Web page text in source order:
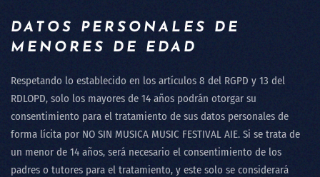
DATOS PERSONALES DE
MENORES DE EDAD
Respetando lo establecido en los artículos 8 del RGPD y 13 del
RDLOPD, solo los mayores de 14 años podrán otorgar su
consentimiento para el tratamiento de sus datos personales de
forma lícita por NO SIN MUSICA MUSIC FESTIVAL AIE. Si se trata de
un menor de 14 años, será necesario el consentimiento de los
padres o tutores para el tratamiento, y este solo se considerará